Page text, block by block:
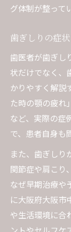
グ体制が整って
歯ぎしりの症
歯医者が歯ぎし
状だけでなく、
かりやすく解説
た時の顎の疲れ
など、実際の症
で、患者自身も
また、歯ぎしり
関節症や肩こり
なぜ早期治療や
に大阪府大阪市
や生活環境に合